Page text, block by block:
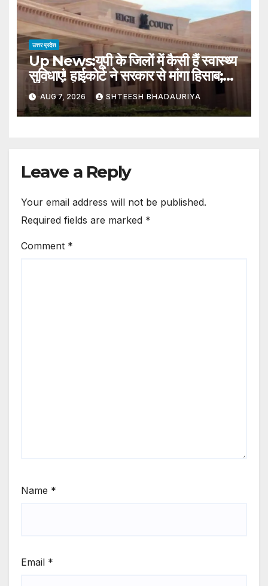
उत्तर प्रदेश
Up News:यूपी के जिलों में कैसी हैं स्वास्थ्य
सुविधाएं! हाईकोर्ट ने सरकार से मांगा हिसाब;
एसीएस को किया तलब – High Court
Has Sought An Account Of
Health Facilities In Districts Of
AUG 7, 2026 SHTEESH BHADAURIYA
Leave a Reply
Your email address will not be published.
Required fields are marked *
Comment *
Name *
Email *